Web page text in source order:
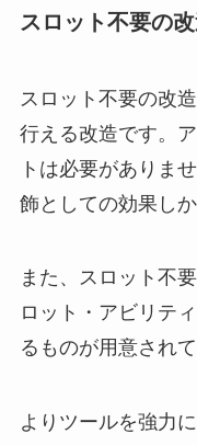
スロット不要の
スロット不要の改
行える改造です。
トは必要がありま
飾としての効果し
また、スロット不
ロット・アビリテ
るものが用意されて
よりツールを強力